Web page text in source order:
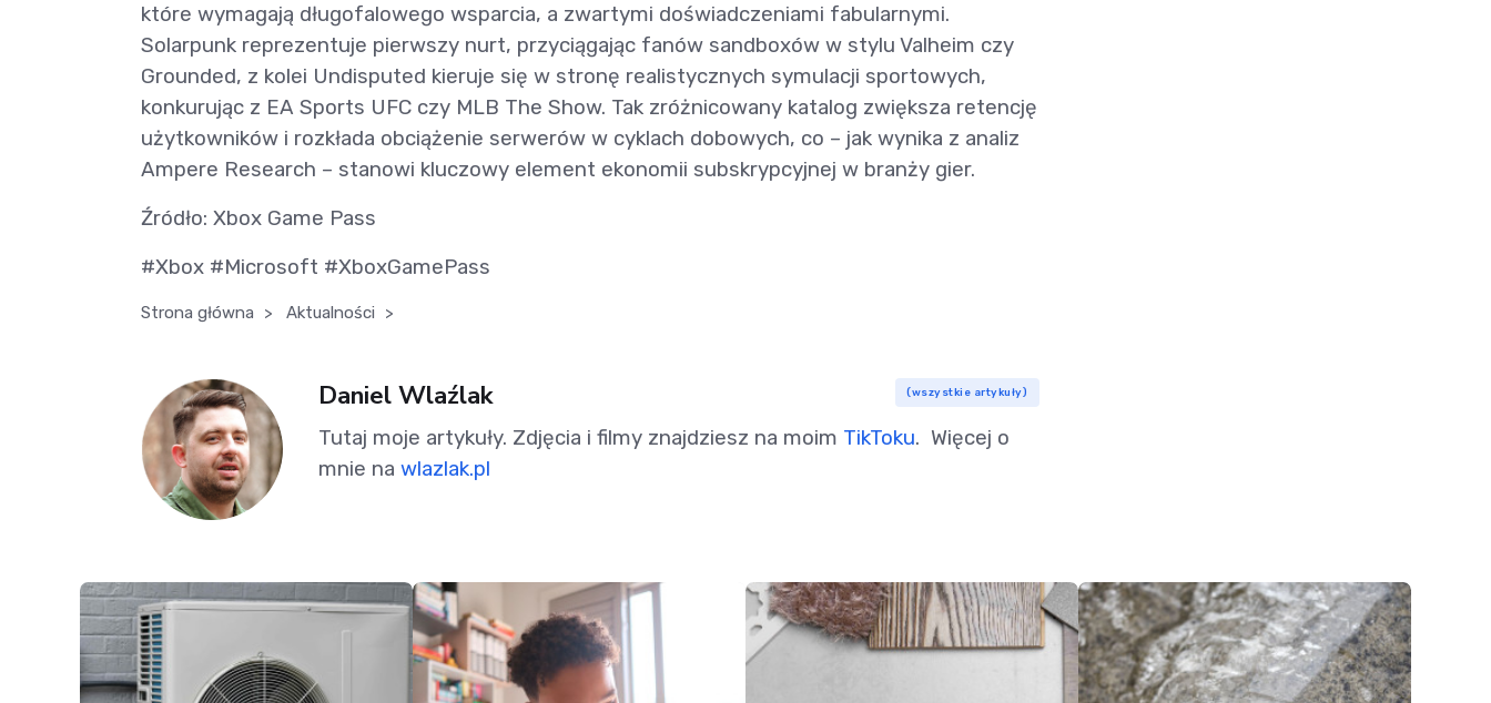
które wymagają długofalowego wsparcia, a zwartymi doświadczeniami fabularnymi.
Solarpunk reprezentuje pierwszy nurt, przyciągając fanów sandboxów w stylu Valheim czy
Grounded, z kolei Undisputed kieruje się w stronę realistycznych symulacji sportowych,
konkurując z EA Sports UFC czy MLB The Show. Tak zróżnicowany katalog zwiększa retencję
użytkowników i rozkłada obciążenie serwerów w cyklach dobowych, co – jak wynika z analiz
Ampere Research – stanowi kluczowy element ekonomii subskrypcyjnej w branży gier.
Źródło: Xbox Game Pass
#Xbox #Microsoft #XboxGamePass
Strona główna > Aktualności >
Daniel Wlaźlak (wszystkie artykuły)
Tutaj moje artykuły. Zdjęcia i filmy znajdziesz na moim TikToku. Więcej o
mnie na wlazlak.pl